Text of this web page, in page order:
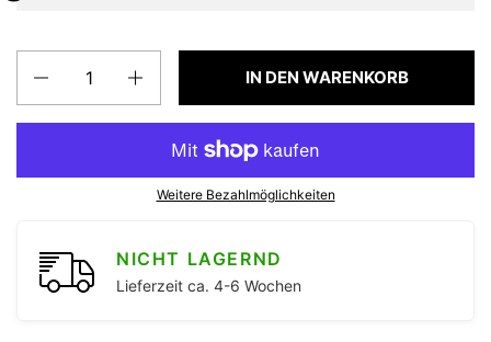
IN DEN WARENKORB
Weitere Bezahlmöglichkeiten
NICHT LAGERND
Lieferzeit ca. 4-6 Wochen